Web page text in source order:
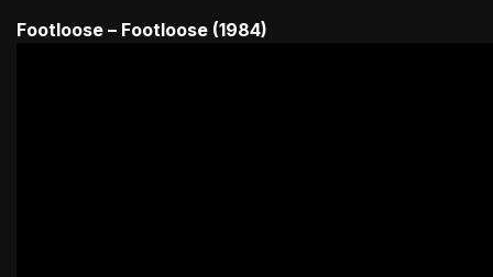
Footloose – Footloose (1984)